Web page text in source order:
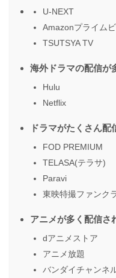
U-NEXT
Amazonプライム
TSUTSYA TV
海外ドラマの配信が
Hulu
Netflix
ドラマがたくさん
FOD PREMIUM
TELASA(テラサ)
Paravi
東映特撮ファンク
アニメが多く配信さ
dアニメストア
アニメ放題
バンダイチャンネ